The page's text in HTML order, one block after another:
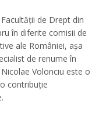
de Drept din
în diferite comisii de
ale României, așa
de renume în
Volonciu este o
contribuție